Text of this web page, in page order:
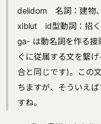
delidom 名詞：建物
xiblut id型動詞：招く
ga- は動名詞を作る接
ぐに従属する文を繋
合と同じです)。この
ちますが、そういえ
すね。